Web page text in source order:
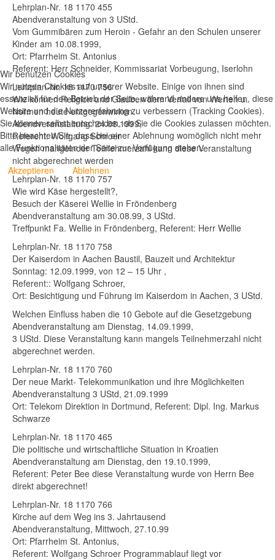
Lehrplan-Nr. 18 1170 455
Abendveranstaltung von 3 UStd.
Vom Gummibären zum Heroin - Gefahr an den Schulen unserer
Kinder am 10.08.1999,
Ort: Pfarrheim St. Antonius
Referent: Herr Schneider, Kommissariat Vorbeugung, Iserlohn
Lehrplan-Nr. 18 1170 756
Wie können Religion und Glauben dem Verfall von Werten u.
Normen heute entgegenwirken.
Abendveranstaltung: 24.08.1999,
Referent: Wolfgang Schroer
Wegen mangelnder Teilnehmerzahl kann diese Veranstaltung
nicht abgerechnet werden
Lehrplan-Nr. 18 1170 757
Wie wird Käse hergestellt?,
Besuch der Käserei Wellie in Fröndenberg
Abendveranstaltung am 30.08.99, 3 UStd.
Treffpunkt Fa. Wellie in Fröndenberg, Referent: Herr Wellie
Lehrplan-Nr. 18 1170 758
Der Kaiserdom in Aachen Baustil, Bauzeit und Architektur
Sonntag: 12.09.1999, von 12 – 15 Uhr ,
Referent:: Wolfgang Schroer,
Ort: Besichtigung und Führung im Kaiserdom in Aachen, 3 UStd.
Welchen Einfluss haben die 10 Gebote auf die Gesetzgebung
Abendveranstaltung am Dienstag, 14.09.1999,
3 UStd. Diese Veranstaltung kann mangels Teilnehmerzahl nicht
abgerechnet werden.
Lehrplan-Nr. 18 1170 760
Der neue Markt- Telekommunikation und ihre Möglichkeiten
Abendveranstaltung 3 UStd, 21.09.1999
Ort: Telekom Direktion in Dortmund, Referent: Dipl. Ing. Markus
Schwarze
Lehrplan-Nr. 18 1170 465
Die politische und wirtschaftliche Situation in Kroatien
Abendveranstaltung am Dienstag, den 19.10.1999,
Referent: Peter Bee diese Veranstaltung wurde von Herrn Bee
direkt abgerechnet!
Lehrplan-Nr. 18 1170 766
Kirche auf dem Weg ins 3. Jahrtausend
Abendveranstaltung, Mittwoch, 27.10.99
Ort: Pfarrheim St. Antonius,
Referent: Wolfgang Schroer Programmablauf liegt vor
Wir benutzen Cookies
Wir nutzen Cookies auf unserer Website. Einige von ihnen sind
essenziell für den Betrieb der Seite, während andere uns helfen, diese
Website und die Nutzererfahrung zu verbessern (Tracking Cookies).
Sie können selbst entscheiden, ob Sie die Cookies zulassen möchten.
Bitte beachten Sie, dass bei einer Ablehnung womöglich nicht mehr
alle Funktionalitäten der Seite zur Verfügung stehen.
Akzeptieren
Ablehnen